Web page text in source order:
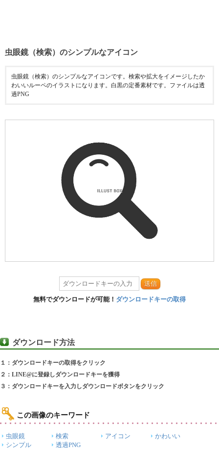
虫眼鏡（検索）のシンプルなアイコン
虫眼鏡（検索）のシンプルなアイコンです。検索や拡大をイメージしたか
わいいルーペのイラストになります。白黒の定番素材です。ファイルは透
過PNG
送信
無料でダウンロードが可能！ ダウンロードキーの取得
ダウンロード方法
１：ダウンロードキーの取得をクリック
２：LINE@に登録しダウンロードキーを獲得
３：ダウンロードキーを入力しダウンロードボタンをクリック
この画像のキーワード
虫眼鏡 検索 アイコン
かわいい
シンプル
透過PNG